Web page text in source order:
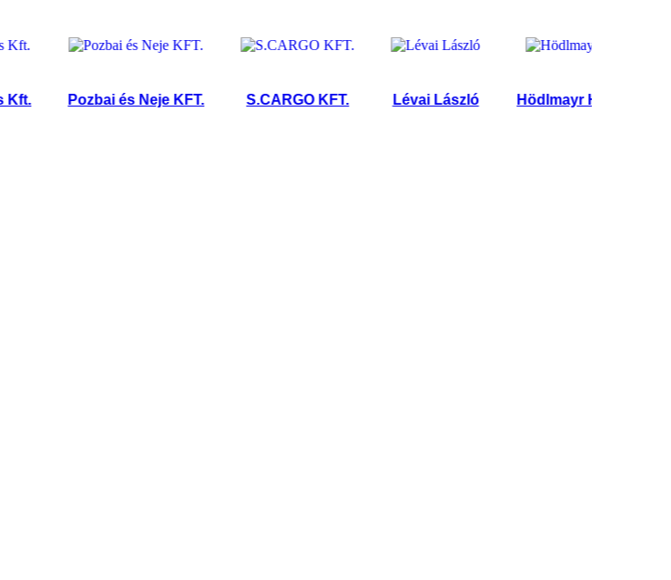
Pozbai és Neje KFT. S.CARGO KFT. Lévai László Hödlmayr Hungária